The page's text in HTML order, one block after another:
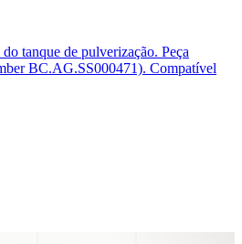
tanque de pulverização. Peça
BC.AG.SS000471). Compatível